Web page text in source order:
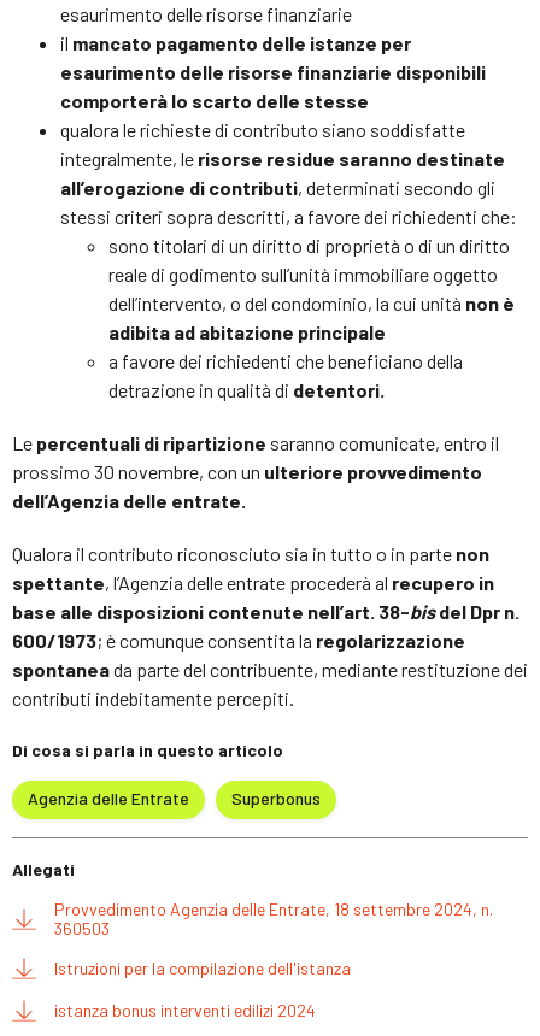
esaurimento delle risorse finanziarie
il mancato pagamento delle istanze per
esaurimento delle risorse finanziarie disponibili
comporterà lo scarto delle stesse
qualora le richieste di contributo siano soddisfatte
integralmente, le risorse residue saranno destinate
all’erogazione di contributi, determinati secondo gli
stessi criteri sopra descritti, a favore dei richiedenti che:
sono titolari di un diritto di proprietà o di un diritto
reale di godimento sull’unità immobiliare oggetto
dell’intervento, o del condominio, la cui unità non è
adibita ad abitazione principale
a favore dei richiedenti che beneficiano della
detrazione in qualità di detentori.
Le percentuali di ripartizione saranno comunicate, entro il
prossimo 30 novembre, con un ulteriore provvedimento
dell’Agenzia delle entrate.
Qualora il contributo riconosciuto sia in tutto o in parte non
spettante, l’Agenzia delle entrate procederà al recupero in
base alle disposizioni contenute nell’art. 38-bisdel Dpr n.
600/1973; è comunque consentita la regolarizzazione
spontaneada parte del contribuente, mediante restituzione dei
contributi indebitamente percepiti.
Di cosa si parla in questo articolo
Agenzia delle Entrate Superbonus
Allegati
Provvedimento Agenzia delle Entrate, 18 settembre 2024, n.
360503
Istruzioni per la compilazione dell'istanza
istanza bonus interventi edilizi 2024